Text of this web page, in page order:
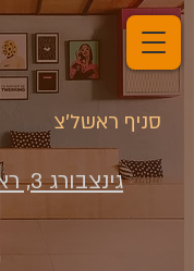
סניף ראשל'צ
גינצבורג 3, ראשון לציון